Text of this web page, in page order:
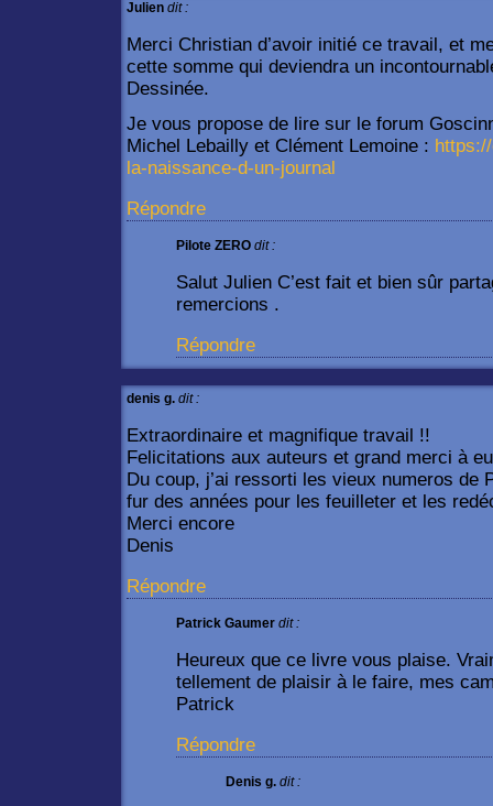
Julien dit :
Merci Christian d’avoir initié ce travail, et
cette somme qui deviendra un
Dessinée.
Je vous propose de lire sur le forum
Michel Lebailly et Clément Lemoine :
la-naissance-d-un-journal
Répondre
Pilote ZERO dit :
Salut Julien C’est fait et bien sûr
remercions .
Répondre
denis g. dit :
Extraordinaire et magnifique travail !!
Felicitations aux auteurs et grand merci à
Du coup, j’ai ressorti les vieux numeros de
fur des années pour les feuilleter et les
Merci encore
Denis
Répondre
Patrick Gaumer dit :
Heureux que ce livre vous plaise.
tellement de plaisir à le faire, mes
Patrick
Répondre
Denis g. dit :